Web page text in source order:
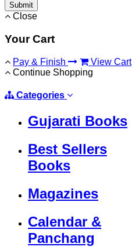
Submit
Close
Your Cart
Pay & Finish
View Cart
Continue Shopping
Categories
Gujarati Books
Best Sellers
Books
Magazines
Calendar &
Panchang